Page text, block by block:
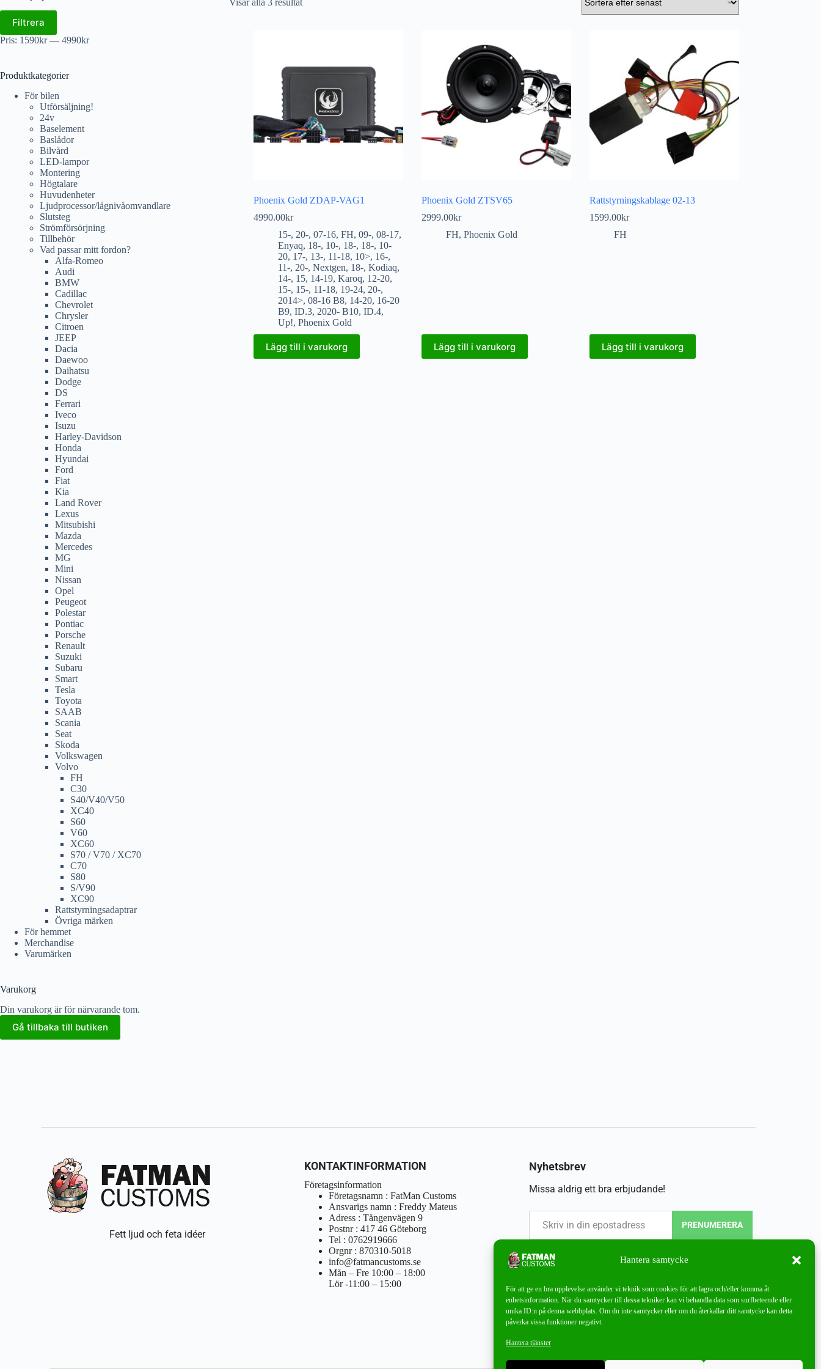
Hantera samtycke
För att ge en bra upplevelse använder vi teknik som cookies för att lagra och/eller komma åt
enhetsinformation. När du samtycker till dessa tekniker kan vi behandla data som surfbeteende eller
unika ID:n på denna webbplats. Om du inte samtycker eller om du återkallar ditt samtycke kan detta
påverka vissa funktioner negativt.
Hantera tjänster
Visar alla 3 resultat
Phoenix Gold ZDAP-VAG1
4990.00kr
15-, 20-, 07-16, FH, 09-, 08-17,
Enyaq, 18-, 10-, 18-, 18-, 10-
20, 17-, 13-, 11-18, 10>, 16-,
11-, 20-, Nextgen, 18-, Kodiaq,
14-, 15, 14-19, Karoq, 12-20,
15-, 15-, 11-18, 19-24, 20-,
2014>, 08-16 B8, 14-20, 16-20
B9, ID.3, 2020- B10, ID.4,
Up!, Phoenix Gold
Lägg till i varukorg
Phoenix Gold ZTSV65
2999.00kr
FH, Phoenix Gold
Lägg till i varukorg
Rattstyrningskablage 02-13
1599.00kr
FH
Lägg till i varukorg
Filtrera
Pris: 1590kr— 4990kr
Produktkategorier
För bilen
Utförsäljning!
24v
Baselement
Baslådor
Bilvård
LED-lampor
Montering
Högtalare
Huvudenheter
Ljudprocessor/lågnivåomvandlare
Slutsteg
Strömförsörjning
Tillbehör
Vad passar mitt fordon?
Alfa-Romeo
Audi
BMW
Cadillac
Chevrolet
Chrysler
Citroen
JEEP
Dacia
Daewoo
Daihatsu
Dodge
DS
Ferrari
Iveco
Isuzu
Harley-Davidson
Honda
Hyundai
Ford
Fiat
Kia
Land Rover
Lexus
Mitsubishi
Mazda
Mercedes
MG
Mini
Nissan
Opel
Peugeot
Polestar
Pontiac
Porsche
Renault
Suzuki
Subaru
Smart
Tesla
Toyota
SAAB
Scania
Seat
Skoda
Volkswagen
Volvo
FH
C30
S40/V40/V50
XC40
S60
V60
XC60
S70 / V70 / XC70
C70
S80
S/V90
XC90
Rattstyrningsadaptrar
Övriga märken
För hemmet
Merchandise
Varumärken
Varukorg
Din varukorg är för närvarande tom.
Gå tillbaka till butiken
Fett ljud och feta idéer
KONTAKTINFORMATION
Företagsinformation
Företagsnamn : FatMan Customs
Ansvarigs namn : Freddy Mateus
Adress : Tångenvägen 9
Postnr : 417 46 Göteborg
Tel : 0762919666
Orgnr : 870310-5018
info@fatmancustoms.se
Mån – Fre 10:00 – 18:00
Lör -11:00 – 15:00
Nyhetsbrev
Missa aldrig ett bra erbjudande!
PRENUMERERA